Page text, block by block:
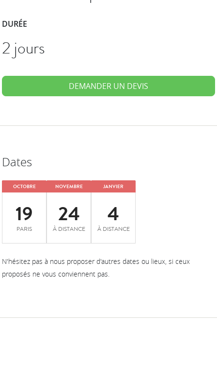
DURÉE
2 jours
DEMANDER UN DEVIS
Dates
OCTOBRE
19
PARIS
NOVEMBRE
24
À DISTANCE
JANVIER
4
À DISTANCE
N'hésitez pas à nous proposer d'autres dates ou lieux, si ceux
proposés ne vous conviennent pas.